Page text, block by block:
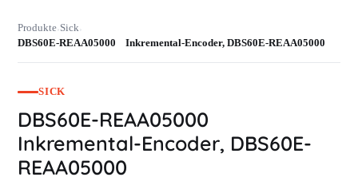
Produkte›Sick›
DBS60E-REAA05000 Inkremental-Encoder, DBS60E-REAA05000
SICK
DBS60E-REAA05000
Inkremental-Encoder, DBS60E-
REAA05000